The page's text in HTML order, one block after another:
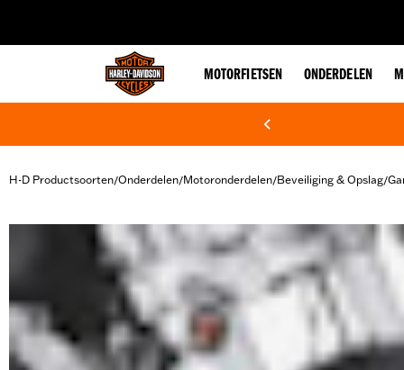
MOTORFIETSEN ONDERDELEN
H-D Productsoorten/Onderdelen/Motoronderdelen/Beveiliging & Opslag/